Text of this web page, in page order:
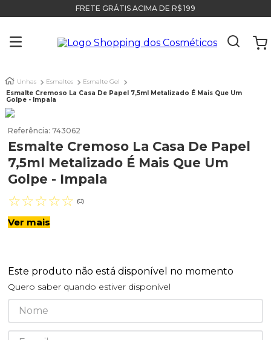
FRETE GRÁTIS ACIMA DE R$ 199
Unhas Esmaltes
Esmalte Gel
Esmalte Cremoso La Casa De Papel 7,5ml Metalizado É Mais Que Um
Golpe - Impala
Referência: 743062
Esmalte Cremoso La Casa De Papel
7,5ml Metalizado É Mais Que Um
Golpe - Impala
☆☆☆☆☆ (0)
Ver mais
Este produto não está disponível no momento
Quero saber quando estiver disponível